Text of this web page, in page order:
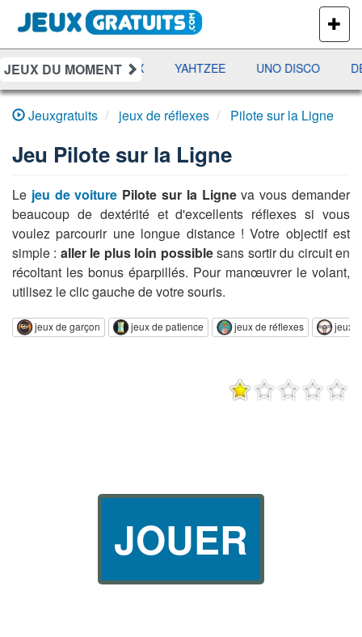
PLUS
DE
JEUX
JEUX DU MOMENT
RAMI JETX YAHTZEE UNO DISCO
Jeuxgratuits jeux de réflexes Pilote sur la Ligne
Jeu Pilote sur la Ligne
Le jeu de voiture Pilote sur la Ligneva vous demander
beaucoup de dextérité et d'excellents réflexes si vous
voulez parcourir une longue distance ! Votre objectif est
simple : aller le plus loin possiblesans sortir du circuit en
récoltant les bonus éparpillés. Pour manœuvrer le volant,
utilisez le clic gauche de votre souris.
jeux de garçon jeux de patience jeux de réflexes jeux
JOUER